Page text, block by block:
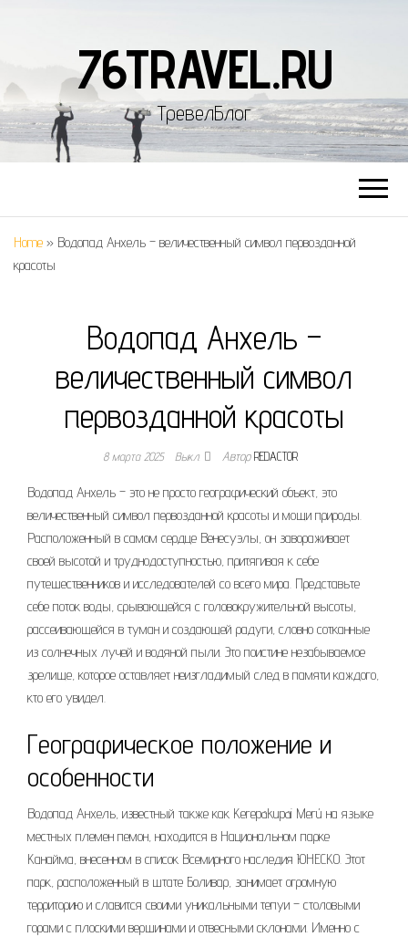
76TRAVEL.RU
ТревелБлог
Home » Водопад Анхель – величественный символ первозданной
красоты
Водопад Анхель –
величественный символ
первозданной красоты
8 марта 2025 Выкл. АвторREDACTOR
Водопад Анхель – это не просто географический объект, это
величественный символ первозданной красоты и мощи природы.
Расположенный в самом сердце Венесуэлы, он завораживает
своей высотой и труднодоступностью, притягивая к себе
путешественников и исследователей со всего мира. Представьте
себе поток воды, срывающейся с головокружительной высоты,
рассеивающейся в туман и создающей радуги, словно сотканные
из солнечных лучей и водяной пыли. Это поистине незабываемое
зрелище, которое оставляет неизгладимый след в памяти каждого,
кто его увидел.
Географическое положение и
особенности
Водопад Анхель, известный также как Kerepakupai Merú на языке
местных племен пемон, находится в Национальном парке
Канайма, внесенном в список Всемирного наследия ЮНЕСКО. Этот
парк, расположенный в штате Боливар, занимает огромную
территорию и славится своими уникальными тепуи – столовыми
горами с плоскими вершинами и отвесными склонами. Именно с